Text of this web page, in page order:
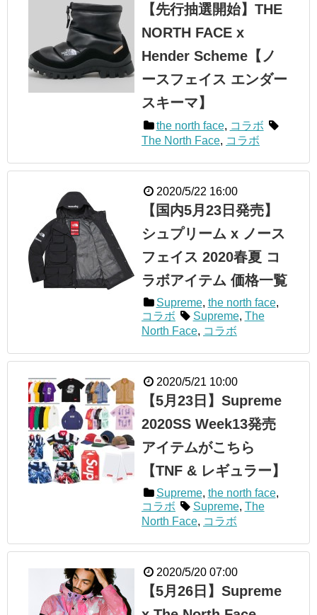
【先行抽選開始】THE
NORTH FACE x
Hender Scheme【ノ
ースフェイス エンダー
スキーマ】
the north face, コラボ
The North Face, コラボ
2020/5/22 16:00
【国内5月23日発売】
シュプリーム x ノース
フェイス 2020春夏 コ
ラボアイテム 価格一覧
Supreme, the north face,
コラボ
Supreme, The
North Face, コラボ
2020/5/21 10:00
【5月23日】Supreme
2020SS Week13発売
アイテムがこちら
【TNF & レギュラー】
Supreme, the north face,
コラボ
Supreme, The
North Face, コラボ
2020/5/20 07:00
【5月26日】Supreme